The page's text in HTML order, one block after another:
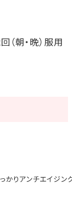
朝・晩）服用
りアンチエイジン